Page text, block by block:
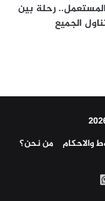
المستعمل.. رحلة بين
الجميع
والاحكام من نحن؟
واتساب